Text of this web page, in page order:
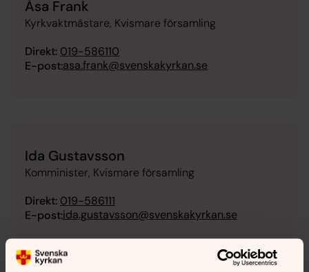
Åsa Frank
Kyrkvaktmästare, Kvismare församling
Direkt: 019-586110
E-post:asa.frank@svenskakyrkan.se
Ida Gustavsson
Komminister, Kvismare församling
Direkt: 019-586111
E-post:ida.gustavsson@svenskakyrkan.se